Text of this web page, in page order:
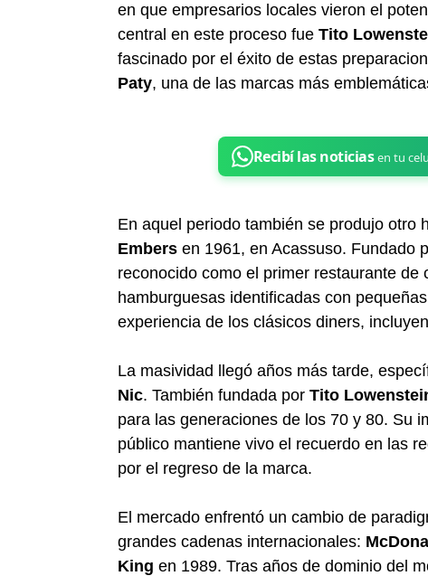
en que empresarios locales vieron el
central en este proceso fue Tito
fascinado por el éxito de estas
Paty, una de las marcas más
En aquel periodo también se produjo otro
Embers en 1961, en Acassuso. Fundado
reconocido como el primer restaurante
hamburguesas identificadas con
experiencia de los clásicos diners,
La masividad llegó años más tarde,
Nic. También fundada por Tito
para las generaciones de los 70 y 80. Su
público mantiene vivo el recuerdo en las
por el regreso de la marca.
El mercado enfrentó un cambio de
grandes cadenas internacionales:
King en 1989. Tras años de dominio del